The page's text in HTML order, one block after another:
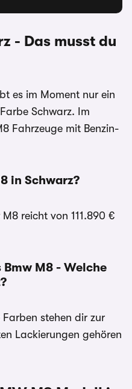
- Das musst du
es im Moment nur ein
Schwarz. Im
Fahrzeuge mit Benzin-
in Schwarz?
reicht von 111.890 €
M8 - Welche
Farben stehen dir zur
Lackierungen gehören